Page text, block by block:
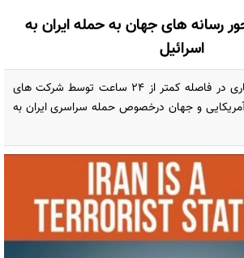
رسانه های جهان به حمله ایران به
اسرائیل
محتواهای حرفه ای بسیاری در فاصله کمتر از ۲۴ ساعت توسط شرکت های
آمریکایی و جهان درخصوص حمله سراسری ایران به